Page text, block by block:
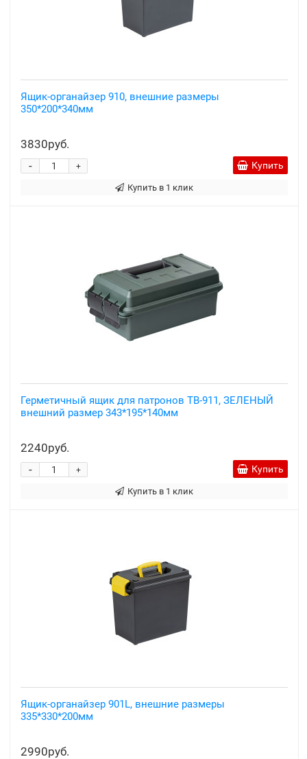
Ящик-органайзер 910, внешние размеры
350*200*340мм
3830руб.
+
- Купить
Купить в 1 клик
Герметичный ящик для патронов TB-911, ЗЕЛЕНЫЙ
внешний размер 343*195*140мм
2240руб.
+
- Купить
Купить в 1 клик
Ящик-органайзер 901L, внешние размеры
335*330*200мм
2990руб.